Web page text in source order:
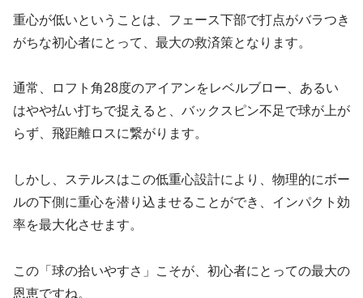
重心が低いということは、フェース下部で打点がバラつき
がちな初心者にとって、最大の救済策となります。
通常、ロフト角28度のアイアンをレベルブロー、あるい
はやや払い打ちで捉えると、バックスピン不足で球が上が
らず、飛距離ロスに繋がります。
しかし、ステルスはこの低重心設計により、物理的にボー
ルの下側に重心を潜り込ませることができ、インパクト効
率を最大化させます。
この「球の拾いやすさ」こそが、初心者にとっての最大の
恩恵ですね。